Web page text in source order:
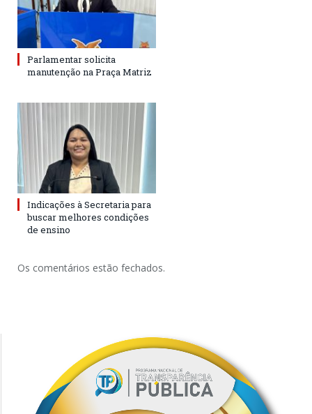
Parlamentar solicita
manutenção na Praça Matriz
Indicações à Secretaria para
buscar melhores condições
de ensino
Os comentários estão fechados.